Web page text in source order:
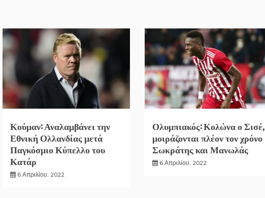
Κούμαν: Αναλαμβάνει την
Εθνική Ολλανδίας μετά
Παγκόσμιο Κύπελλο του
Κατάρ
6 Απριλίου, 2022
Ολυμπιακός: Κολώνα ο Σισέ,
μοιράζονται πλέον τον χρόνο
Σωκράτης και Μανωλάς
6 Απριλίου, 2022